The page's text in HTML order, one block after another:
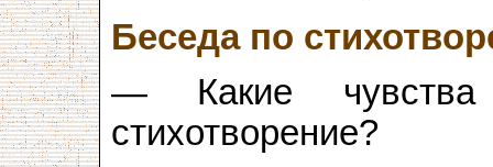
Беседа по
— Какие
стихотворение?